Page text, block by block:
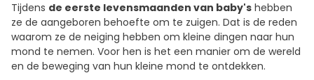
Tijdens de eerste levensmaanden van baby's hebben
ze de aangeboren behoefte om te zuigen. Dat is de reden
waarom ze de neiging hebben om kleine dingen naar hun
mond te nemen. Voor hen is het een manier om de wereld
en de beweging van hun kleine mond te ontdekken.